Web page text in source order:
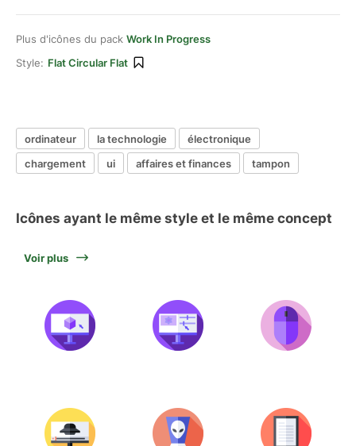
Plus d'icônes du pack Work In Progress
Style: Flat Circular Flat
ordinateur la technologie
électronique
chargement
ui affaires et finances tampon
Icônes ayant le même style et le même concept
Voir plus